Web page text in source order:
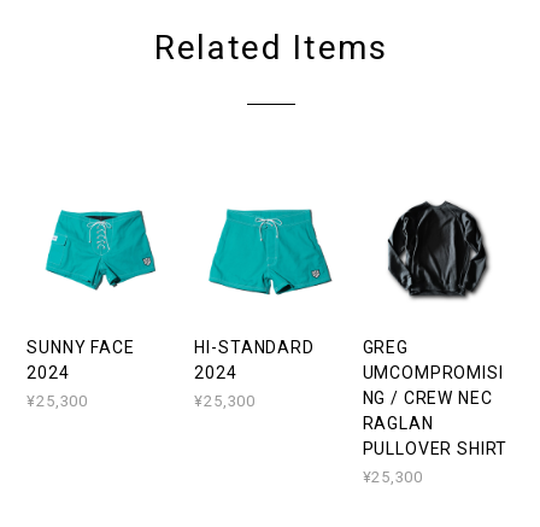
Related Items
SUNNY FACE
2024
¥25,300
HI-STANDARD
2024
¥25,300
GREG
UMCOMPROMISI
NG / CREW NEC
RAGLAN
PULLOVER SHIRT
¥25,300